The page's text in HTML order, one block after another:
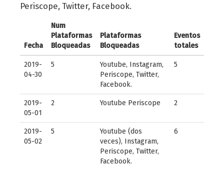
Periscope, Twitter, Facebook.
Fecha
Num
Plataformas
Bloqueadas
Plataformas
Bloqueadas
Eventos
totales
2019-
04-30
5
Youtube, Instagram,
Periscope, Twitter,
Facebook.
5
2019-
05-01
2 Youtube Periscope 2
2019-
05-02
5
Youtube (dos
veces), Instagram,
Periscope, Twitter,
Facebook.
6